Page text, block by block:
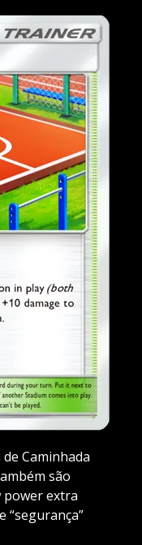
Caminhada
são
power extra
“segurança”